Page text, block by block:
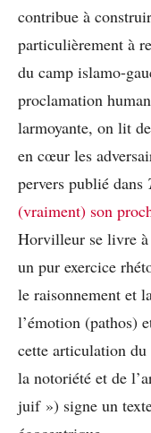
contribue à
particulièrement à
du camp islamo-
proclamation
larmoyante, on lit
en cœur les
pervers publié dans
(vraiment) son
Horvilleur se livre
un pur exercice
le raisonnement et
l’émotion (pathos)
cette articulation
la notoriété et de
juif ») signe un